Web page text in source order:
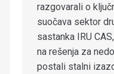
razgovarali o
suočava sektor
sastanka IRU
na rešenja za
postali stalni